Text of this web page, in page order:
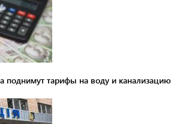
поднимут тарифы на воду и канализацию